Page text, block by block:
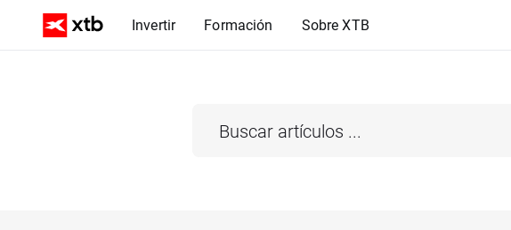
Invertir Formación Sobre XTB